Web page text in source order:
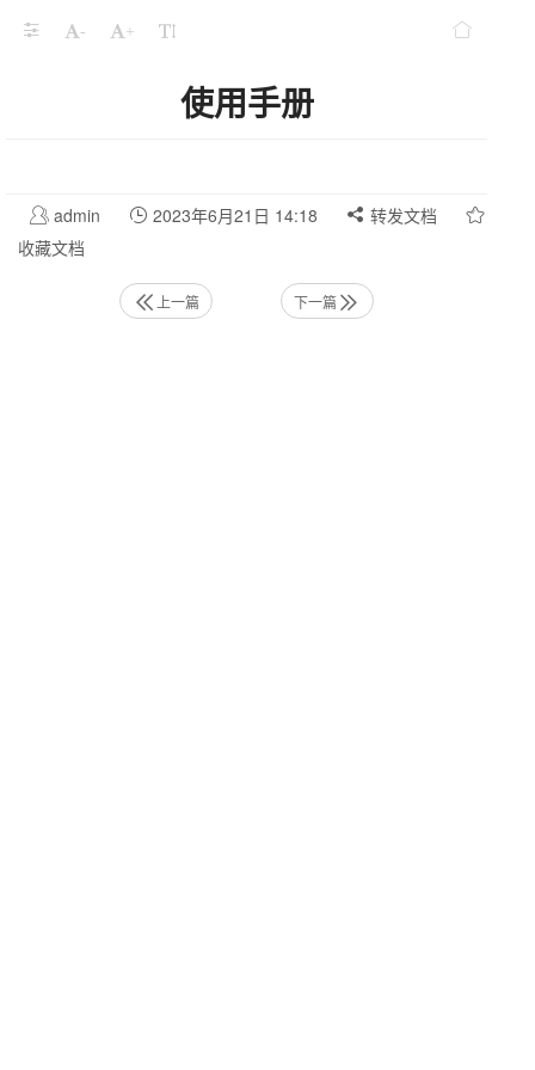
- +
使用手册
admin 2023年6月21日 14:18
转发文档
收藏文档
上一篇 下一篇